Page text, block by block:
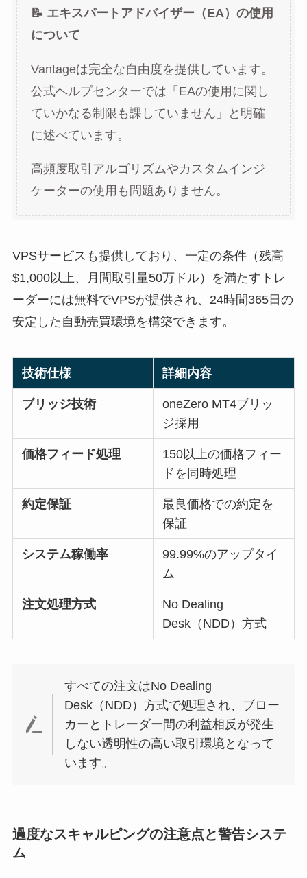
📝 エキスパートアドバイザー（EA）の使用
について
Vantageは完全な自由度を提供しています。
公式ヘルプセンターでは「EAの使用に関し
ていかなる制限も課していません」と明確
に述べています。
高頻度取引アルゴリズムやカスタムインジ
ケーターの使用も問題ありません。
VPSサービスも提供しており、一定の条件（残高
$1,000以上、月間取引量50万ドル）を満たすトレ
ーダーには無料でVPSが提供され、24時間365日の
安定した自動売買環境を構築できます。
技術仕様 詳細内容
ブリッジ技術
oneZero MT4ブリッ
ジ採用
価格フィード処理
150以上の価格フィー
ドを同時処理
約定保証
最良価格での約定を
保証
システム稼働率
99.99%のアップタイ
ム
注文処理方式
No Dealing
Desk（NDD）方式
すべての注文はNo Dealing
Desk（NDD）方式で処理され、ブロー
カーとトレーダー間の利益相反が発生
しない透明性の高い取引環境となって
います。
過度なスキャルピングの注意点と警告システ
ム